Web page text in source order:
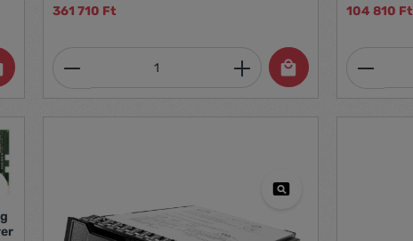
a kívánt mennyiséget, vagy
361 710 Ft
Termékmennyiség: Adja meg a
104 810 Ft